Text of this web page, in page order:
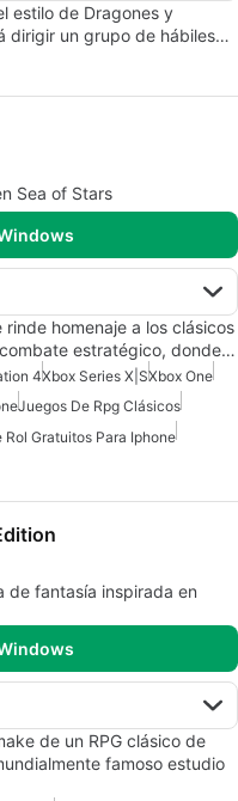
estilo de Dragones y
dirigir un grupo de hábiles…
Sea of Stars
homenaje a los clásicos
estratégico, donde…
4Xbox Series X|SXbox One
Juegos De Rpg Clásicos
Rol Gratuitos Para Iphone
de fantasía inspirada en
de un RPG clásico de
famoso estudio